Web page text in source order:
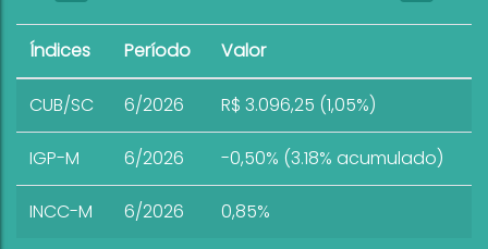
Índices Período Valor
CUB/SC 6/2026 R$ 3.096,25 (1,05%)
IGP-M 6/2026 -0,50% (3.18% acumulado)
INCC-M 6/2026 0,85%